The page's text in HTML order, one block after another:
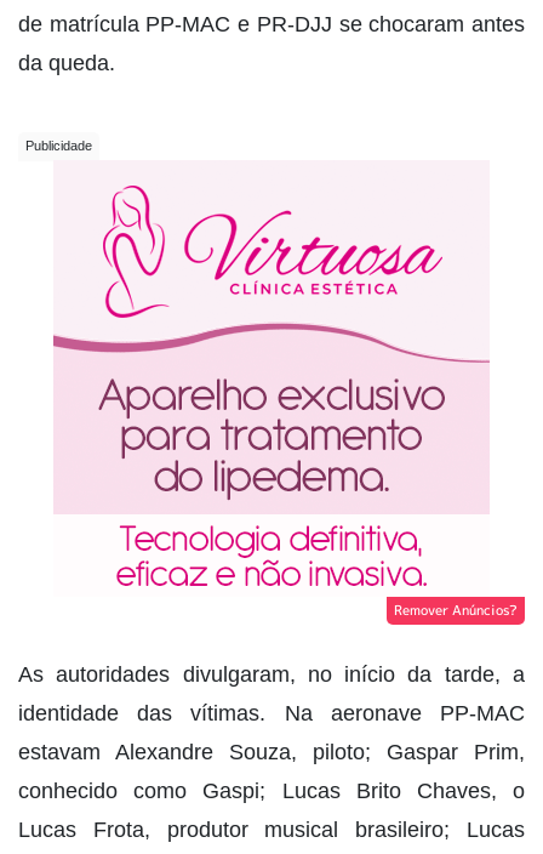
de matrícula PP-MAC e PR-DJJ se chocaram antes
da queda.
Remover Anúncios?
As autoridades divulgaram, no início da tarde, a
identidade das vítimas. Na aeronave PP-MAC
estavam Alexandre Souza, piloto; Gaspar Prim,
conhecido como Gaspi; Lucas Brito Chaves, o
Lucas Frota, produtor musical brasileiro; Lucas